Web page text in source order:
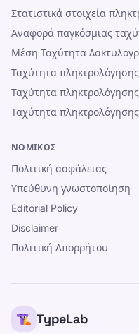
Στατιστικά στοιχεία
Αναφορά παγκόσμιας
Μέση Ταχύτητα
Ταχύτητα
Ταχύτητα
Ταχύτητα
ΝΟΜΙΚΌΣ
Πολιτική ασφάλειας
Υπεύθυνη γνωστοποίηση
Editorial Policy
Disclaimer
Πολιτική Απορρήτου
TypeLab